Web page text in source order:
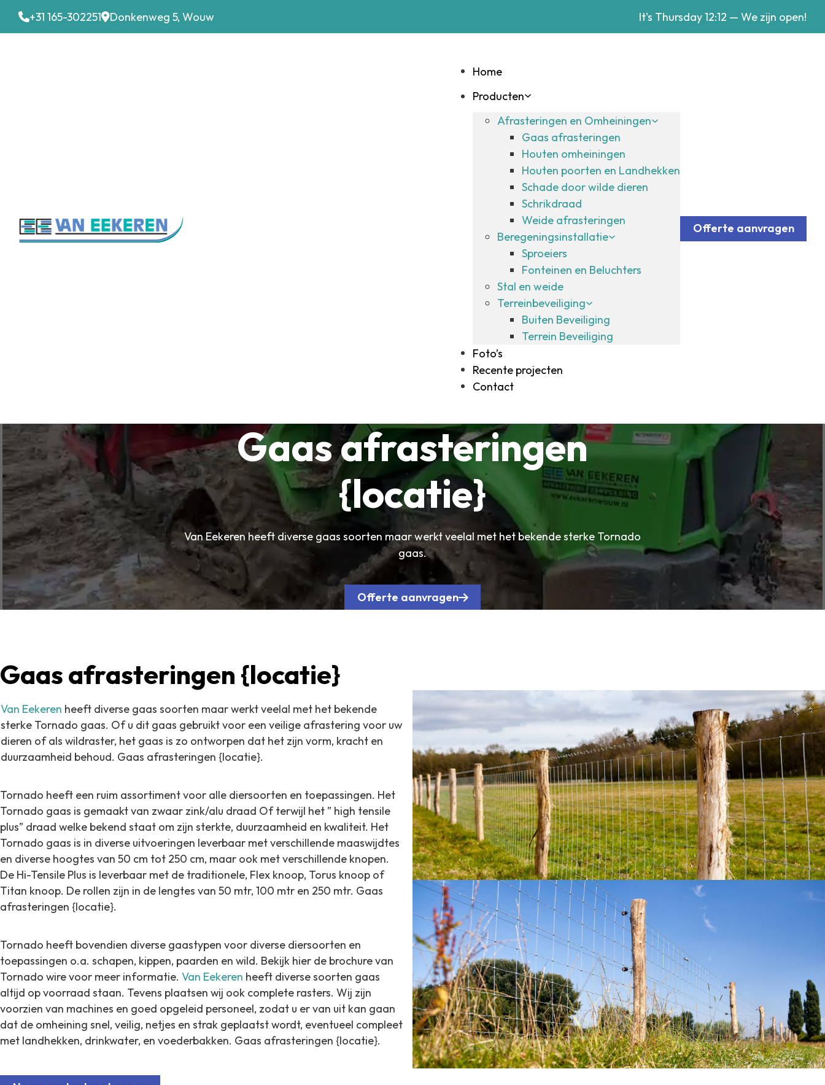
+31 165-302251 Donkenweg 5, Wouw It's Thursday12:12 — We zijn open!
Home
Producten
Afrasteringen en Omheiningen
Gaas afrasteringen
Houten omheiningen
Houten poorten en Landhekken
Schade door wilde dieren
Schrikdraad
Weide afrasteringen
Beregeningsinstallatie
Sproeiers
Fonteinen en Beluchters
Stal en weide
Terreinbeveiliging
Buiten Beveiliging
Terrein Beveiliging
Foto’s
Recente projecten
Contact
Offerte aanvragen
Gaas afrasteringen
{locatie}
Van Eekeren heeft diverse gaas soorten maar werkt veelal met het bekende sterke Tornado
gaas.
Offerte aanvragen
Gaas afrasteringen {locatie}
Van Eekeren heeft diverse gaas soorten maar werkt veelal met het bekende
sterke Tornado gaas. Of u dit gaas gebruikt voor een veilige afrastering voor uw
dieren of als wildraster, het gaas is zo ontworpen dat het zijn vorm, kracht en
duurzaamheid behoud. Gaas afrasteringen {locatie}.
Tornado heeft een ruim assortiment voor alle diersoorten en toepassingen. Het
Tornado gaas is gemaakt van zwaar zink/alu draad Of terwijl het ” high tensile
plus” draad welke bekend staat om zijn sterkte, duurzaamheid en kwaliteit. Het
Tornado gaas is in diverse uitvoeringen leverbaar met verschillende maaswijdtes
en diverse hoogtes van 50 cm tot 250 cm, maar ook met verschillende knopen.
De Hi-Tensile Plus is leverbaar met de traditionele, Flex knoop, Torus knoop of
Titan knoop. De rollen zijn in de lengtes van 50 mtr, 100 mtr en 250 mtr. Gaas
afrasteringen {locatie}.
Tornado heeft bovendien diverse gaastypen voor diverse diersoorten en
toepassingen o.a. schapen, kippen, paarden en wild. Bekijk hier de brochure van
Tornado wire voor meer informatie. Van Eekeren heeft diverse soorten gaas
altijd op voorraad staan. Tevens plaatsen wij ook complete rasters. Wij zijn
voorzien van machines en goed opgeleid personeel, zodat u er van uit kan gaan
dat de omheining snel, veilig, netjes en strak geplaatst wordt, eventueel compleet
met landhekken, drinkwater, en voederbakken. Gaas afrasteringen {locatie}.